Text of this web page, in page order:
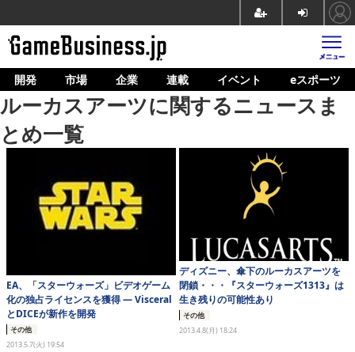
ホーム
ゲーム開発
市場
マネタイズ
企業動向
産業政策
連載
イベント/セミナー
開発 市場 企業 連載 イベント eスポーツ
ルーカスアーツに関するニュースま
とめ一覧
EA、「スターウォーズ」ビデオゲーム
化の独占ライセンスを獲得 ― Visceral
とDICEが新作を開発
その他
2013.5.7(火) 19:54
ディズニー、傘下のルーカスアーツを
閉鎖・・・『スターウォーズ1313』は
生き残りの可能性あり
その他
2013.4.8(月) 18:24